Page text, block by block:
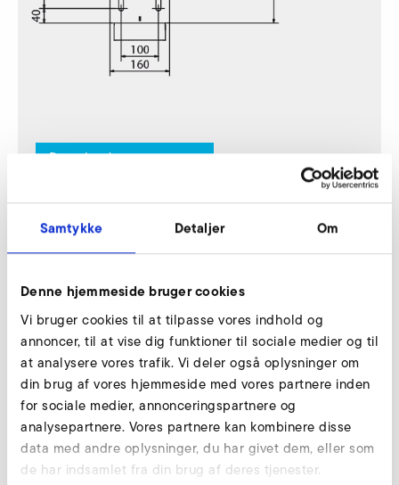
Samtykke Detaljer Om
Denne hjemmeside bruger cookies
Vi bruger cookies til at tilpasse vores indhold og
annoncer, til at vise dig funktioner til sociale medier og til
at analysere vores trafik. Vi deler også oplysninger om
din brug af vores hjemmeside med vores partnere inden
for sociale medier, annonceringspartnere og
analysepartnere. Vores partnere kan kombinere disse
data med andre oplysninger, du har givet dem, eller som
de har indsamlet fra din brug af deres tjenester.
Download
Downloads
Handleiding S-MP (fr, it, nl)
HANDLEIDING PDF 2 MB
DOWNLOAD
Handleiding S-MP (ru)
HANDLEIDING PDF 2 MB